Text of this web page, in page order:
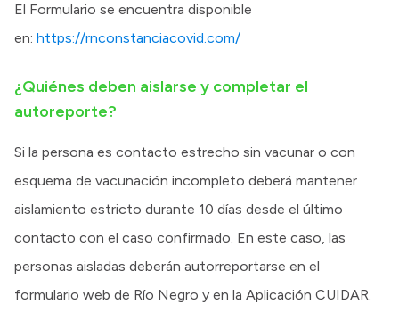
El Formulario se encuentra disponible
en: https://rnconstanciacovid.com/
¿Quiénes deben aislarse y completar el
autoreporte?
Si la persona es contacto estrecho sin vacunar o con
esquema de vacunación incompleto deberá mantener
aislamiento estricto durante 10 días desde el último
contacto con el caso confirmado. En este caso, las
personas aisladas deberán autorreportarse en el
formulario web de Río Negro y en la Aplicación CUIDAR.